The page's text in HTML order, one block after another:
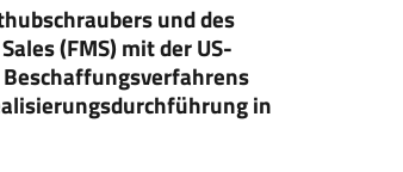
und des
(FMS) mit der US-
in